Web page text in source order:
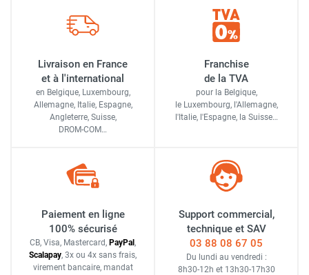
Livraison en France
et à l'international
en Belgique, Luxembourg,
Allemagne, Italie, Espagne,
Angleterre, Suisse,
DROM-COM…
Franchise
de la TVA
pour la Belgique,
le Luxembourg, l'Allemagne,
l'Italie, l'Espagne, la Suisse…
Paiement en ligne
100% sécurisé
CB, Visa, Mastercard, PayPal ,
Scalapay, 3x ou 4x sans frais,
virement bancaire, mandat
Support commercial,
technique et SAV
03 88 08 67 05
Du lundi au vendredi :
8h30-12h et 13h30-17h30